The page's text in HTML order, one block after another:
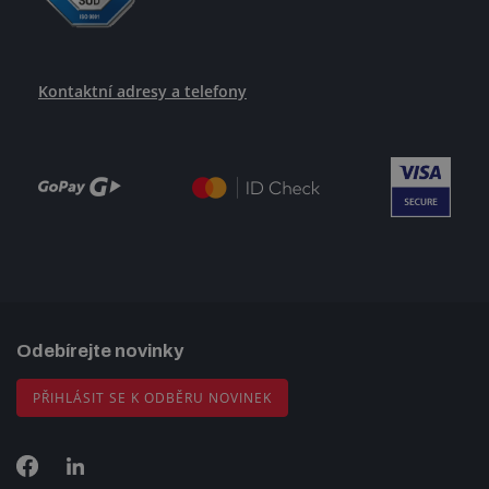
Kontaktní adresy a telefony
Odebírejte novinky
PŘIHLÁSIT SE K ODBĚRU NOVINEK